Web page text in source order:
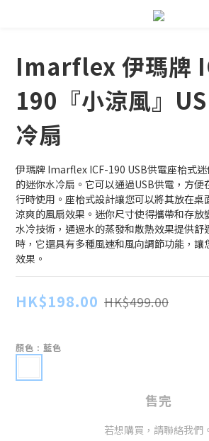
Imarflex 伊瑪牌
190『小涼風』
冷扇
伊瑪牌 Imarflex ICF-190 USB供電座枱式
的迷你水冷扇。它可以通過USB供電，方便
行時使用。座枱式設計讓您可以將其放在桌
涼爽的風扇效果。迷你尺寸使得攜帶和存放
水冷技術，通過水的蒸發和散熱效果提供舒
時，它還具有多種風速和風向調節功能，讓
效果。
HK$198.00 HK$499.00
顏色 : 藍色
售完
若想購買，請聯絡我們。